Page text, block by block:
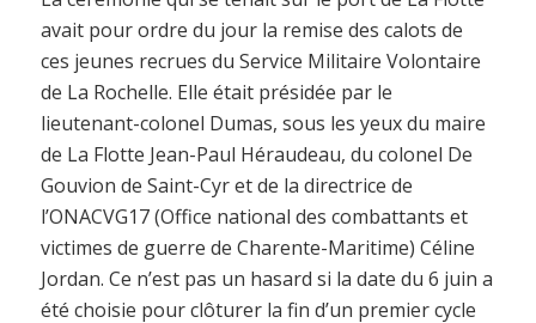
avait pour ordre du jour la remise des calots de
ces jeunes recrues du Service Militaire Volontaire
de La Rochelle. Elle était présidée par le
lieutenant-colonel Dumas, sous les yeux du maire
de La Flotte Jean-Paul Héraudeau, du colonel De
Gouvion de Saint-Cyr et de la directrice de
l’ONACVG17 (Office national des combattants et
victimes de guerre de Charente-Maritime) Céline
Jordan. Ce n’est pas un hasard si la date du 6 juin a
été choisie pour clôturer la fin d’un premier cycle